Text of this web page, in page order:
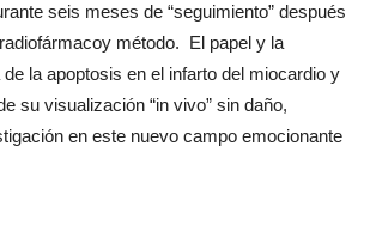
seis meses de “seguimiento” después
método. El papel y la
la apoptosis en el infarto del miocardio y
su visualización “in vivo” sin daño,
en este nuevo campo emocionante